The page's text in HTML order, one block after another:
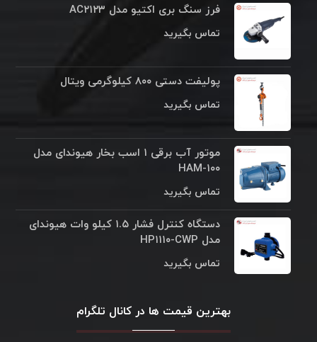
فرز سنگ بری اکتیو مدل AC۲۱۲۳
تماس بگیرید
پولیفت دستی ۸۰۰ کیلوگرمی ویتال
تماس بگیرید
موتور آب برقی ۱ اسب بخار هیوندای مدل
HAM-۱۰۰
تماس بگیرید
دستگاه کنترل فشار ۱.۵ کیلو وات هیوندای
مدل HP۱۱۱۰-CWP
تماس بگیرید
بهترین قیمت ها در کانال تلگرام